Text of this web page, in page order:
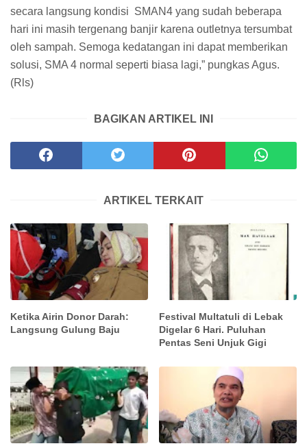
secara langsung kondisi SMAN4 yang sudah beberapa
hari ini masih tergenang banjir karena outletnya tersumbat
oleh sampah. Semoga kedatangan ini dapat memberikan
solusi, SMA 4 normal seperti biasa lagi,” pungkas Agus.
(Rls)
BAGIKAN ARTIKEL INI
ARTIKEL TERKAIT
Ketika Airin Donor Darah:
Langsung Gulung Baju
Festival Multatuli di Lebak
Digelar 6 Hari. Puluhan
Pentas Seni Unjuk Gigi